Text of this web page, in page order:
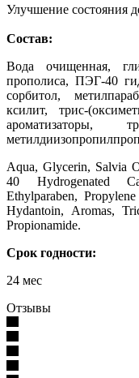
Улучшение состояния
Состав:
Вода очищенная,
прополиса, ПЭГ-40
сорбитол,
ксилит, трис-
ароматизаторы,
Aqua, Glycerin, Salvia
40 Hydrogenated
Ethylparaben,
Hydantoin, Aromas,
Propionamide.
Срок годности:
24 мес
Отзывы